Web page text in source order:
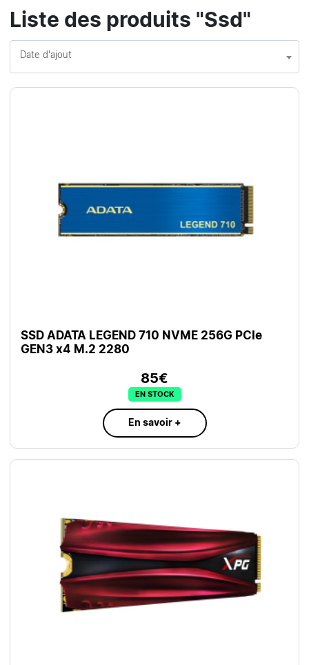
Liste des produits "Ssd"
Date d'ajout
SSD ADATA LEGEND 710 NVME 256G PCIe
GEN3 x4 M.2 2280
85€
EN STOCK
En savoir +